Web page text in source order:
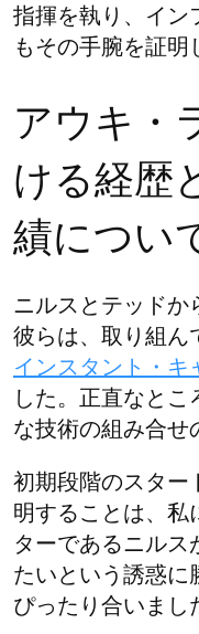
指揮を執り、イン
もその手腕を証明
アウキ・
ける経歴
績につい
ニルスとテッドか
彼らは、取り組ん
インスタント・キ
した。正直なと
な技術の組み合せ
初期段階のスター
明することは、私
ターであるニルス
たいという誘惑に
ぴったり合いまし